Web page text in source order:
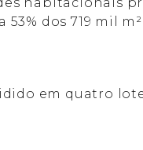
dos 719 mil
em quatro